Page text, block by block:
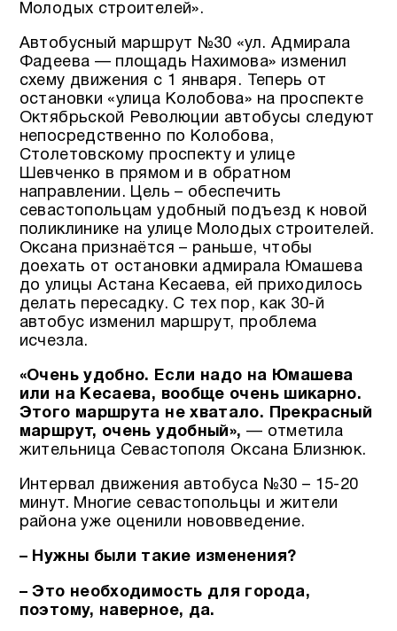
Молодых строителей».
Автобусный маршрут №30 «ул. Адмирала
Фадеева — площадь Нахимова» изменил
схему движения с 1 января. Теперь от
остановки «улица Колобова» на проспекте
Октябрьской Революции автобусы следуют
непосредственно по Колобова,
Столетовскому проспекту и улице
Шевченко в прямом и в обратном
направлении. Цель – обеспечить
севастопольцам удобный подъезд к новой
поликлинике на улице Молодых строителей.
Оксана признаётся – раньше, чтобы
доехать от остановки адмирала Юмашева
до улицы Астана Кесаева, ей приходилось
делать пересадку. С тех пор, как 30-й
автобус изменил маршрут, проблема
исчезла.
«Очень удобно. Если надо на Юмашева
или на Кесаева, вообще очень шикарно.
Этого маршрута не хватало. Прекрасный
маршрут, очень удобный», — отметила
жительница Севастополя Оксана Близнюк.
Интервал движения автобуса №30 – 15-20
минут. Многие севастопольцы и жители
района уже оценили нововведение.
– Нужны были такие изменения?
– Это необходимость для города,
поэтому, наверное, да.